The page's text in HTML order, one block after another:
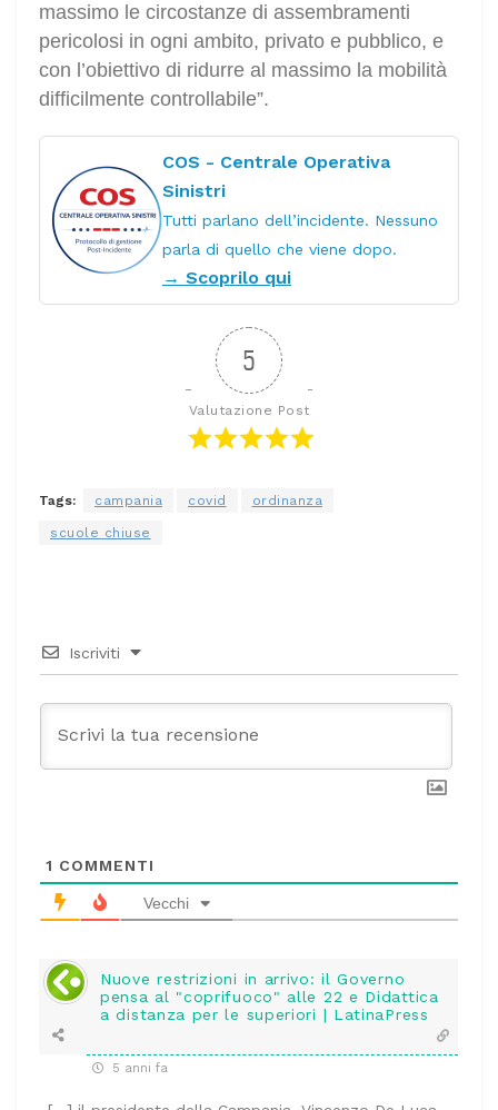
massimo le circostanze di assembramenti
pericolosi in ogni ambito, privato e pubblico, e
con l’obiettivo di ridurre al massimo la mobilità
difficilmente controllabile”.
COS - Centrale Operativa
Sinistri
Tutti parlano dell’incidente. Nessuno
parla di quello che viene dopo.
→ Scoprilo qui
5
Valutazione Post
Tags: campania covid ordinanza
scuole chiuse
Iscriviti
1 COMMENTI
Vecchi
Nuove restrizioni in arrivo: il Governo
pensa al "coprifuoco" alle 22 e Didattica
a distanza per le superiori | LatinaPress
5 anni fa